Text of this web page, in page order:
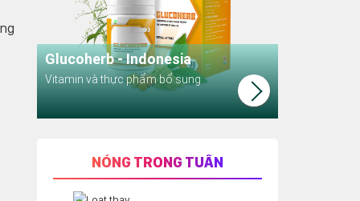
NÓNG TRONG TUẦN